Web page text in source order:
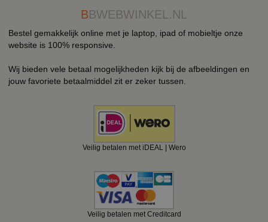
BBWEBWINKEL.NL
Bestel gemakkelijk online met je laptop, ipad of mobieltje onze
website is 100% responsive.
Wij bieden vele betaal mogelijkheden kijk bij de afbeeldingen en
jouw favoriete betaalmiddel zit er zeker tussen.
Veilig betalen met iDEAL | Wero
Veilig betalen met Creditcard